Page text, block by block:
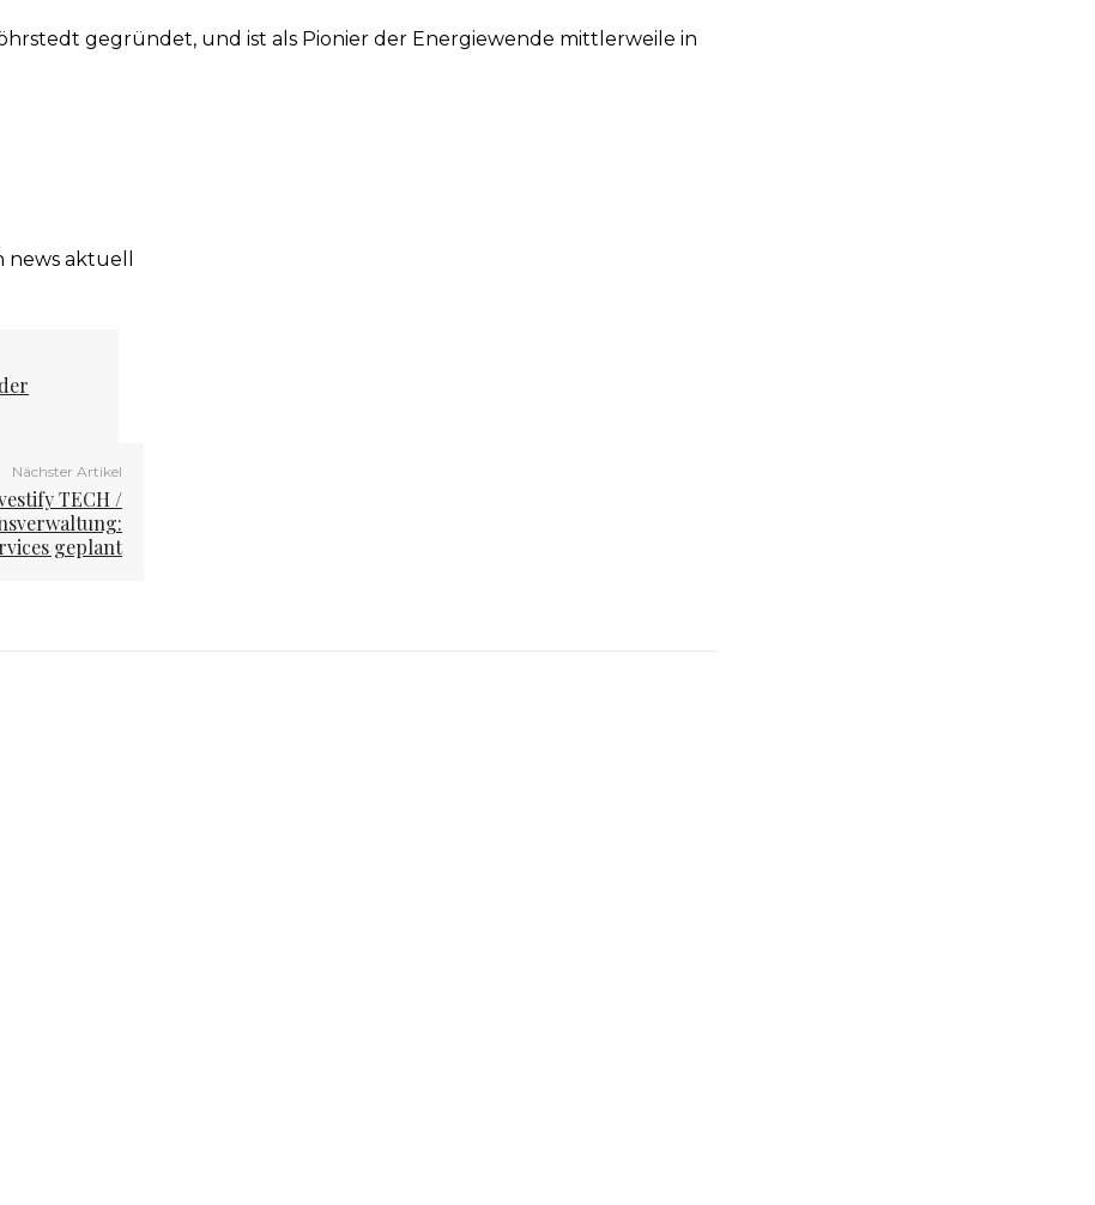
gegründet, und ist als Pionier der Energiewende mittlerweile in
aktuell
Nächster Artikel
TECH /
geplant